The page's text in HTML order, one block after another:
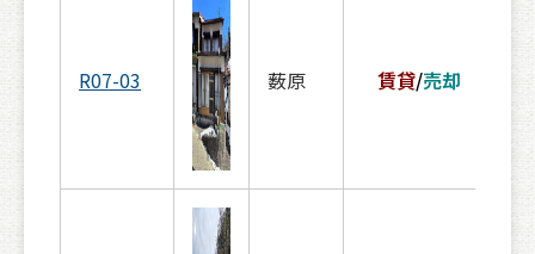
R07-03 薮原 賃貸/売却